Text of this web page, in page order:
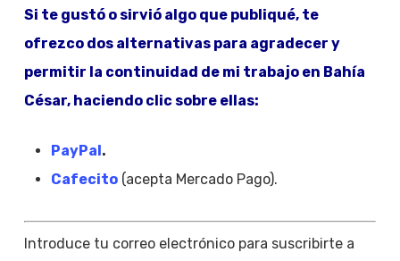
Si te gustó o sirvió algo que publiqué, te
ofrezco dos alternativas para agradecer y
permitir la continuidad de mi trabajo en Bahía
César, haciendo clic sobre ellas:
PayPal.
Cafecito(acepta Mercado Pago).
Introduce tu correo electrónico para suscribirte a